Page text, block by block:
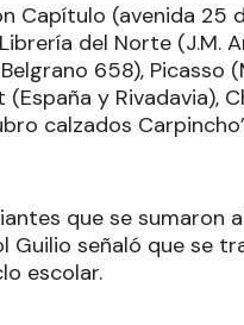
Capítulo (avenida 25
del Norte (J.M.
658), Picasso
y Rivadavia),
calzados
que se sumaron
Guilio señaló que se
escolar.